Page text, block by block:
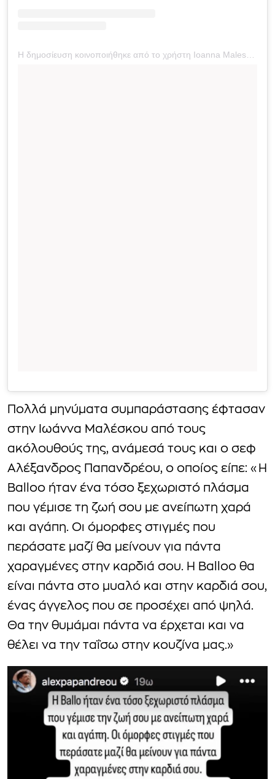
Πολλά μηνύματα συμπαράστασης έφτασαν
στην Ιωάννα Μαλέσκου από τους
ακόλουθούς της, ανάμεσά τους και ο σεφ
Αλέξανδρος Παπανδρέου, ο οποίος είπε: «Η
Balloo ήταν ένα τόσο ξεχωριστό πλάσμα
που γέμισε τη ζωή σου με ανείπωτη χαρά
και αγάπη. Οι όμορφες στιγμές που
περάσατε μαζί θα μείνουν για πάντα
χαραγμένες στην καρδιά σου. Η Balloo θα
είναι πάντα στο μυαλό και στην καρδιά σου,
ένας άγγελος που σε προσέχει από ψηλά.
Θα την θυμάμαι πάντα να έρχεται και να
θέλει να την ταΐσω στην κουζίνα μας.»